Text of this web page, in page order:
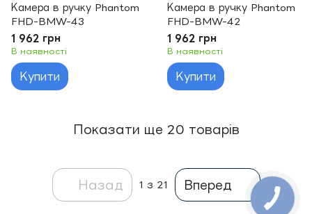
Камера в ручку Phantom
FHD-BMW-43
1 962 грн
В наявності
Купити
Камера в ручку Phantom
FHD-BMW-42
1 962 грн
В наявності
Купити
Показати ще 20 товарів
Назад 1 з 21 Вперед